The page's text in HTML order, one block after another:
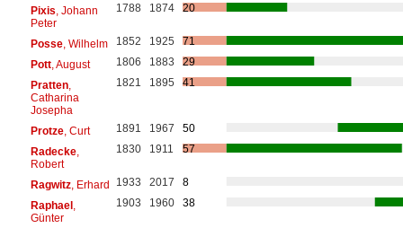
Pixis , Johann
Peter
1788 1874 20
Posse, Wilhelm 1852 1925
71
Pott, August 1806 1883
29
Pratten,
Catharina
Josepha
1821 1895 41
Protze, Curt 1891 1967
50
Radecke,
Robert
1830 1911 57
Ragwitz, Erhard 1933 2017
8
Raphael,
Günter
1903 1960 38